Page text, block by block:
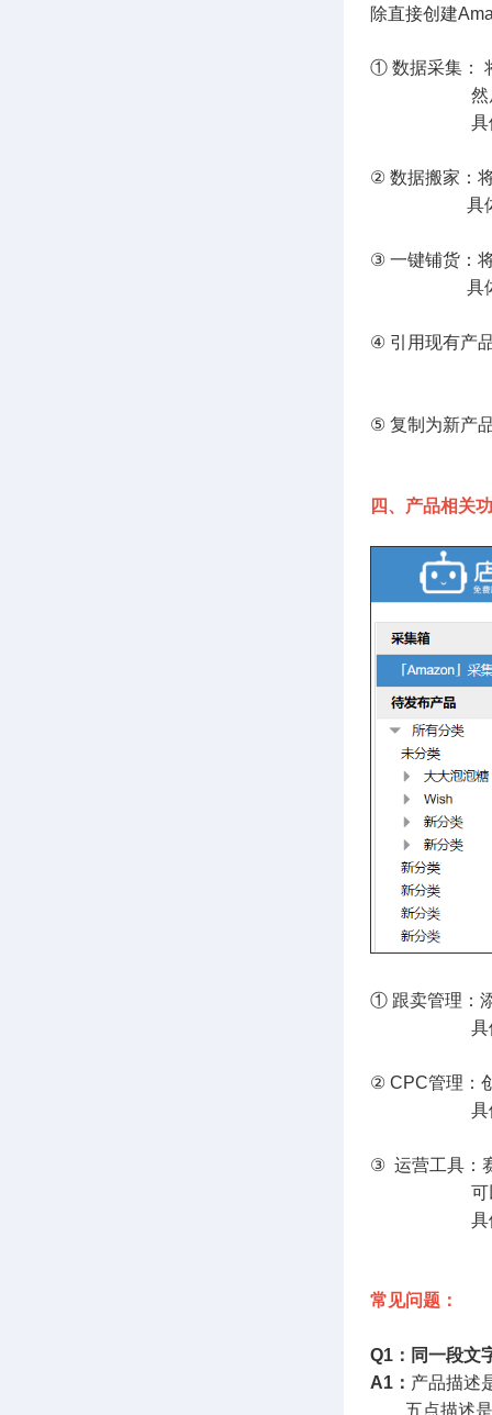
除直接创建
① 数据采集：
然后认领到
具体流
② 数据搬家：
具体流
③ 一键铺货：
具体流
④ 引用现有产
⑤ 复制为新产
四、产品相关
① 跟卖管理：
具体可
② CPC管理：
具体可
③ 运营工具：
可以进行精
具体可
常见问题：
Q1：同一段文
A1： 产品描述
五点描述是